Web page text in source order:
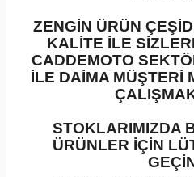
ZENGİN ÜRÜN
KALİTE İLE
CADDEMOTO
İLE DAİMA MÜŞTERİ
STOKLARIMIZDA
ÜRÜNLER İÇİN